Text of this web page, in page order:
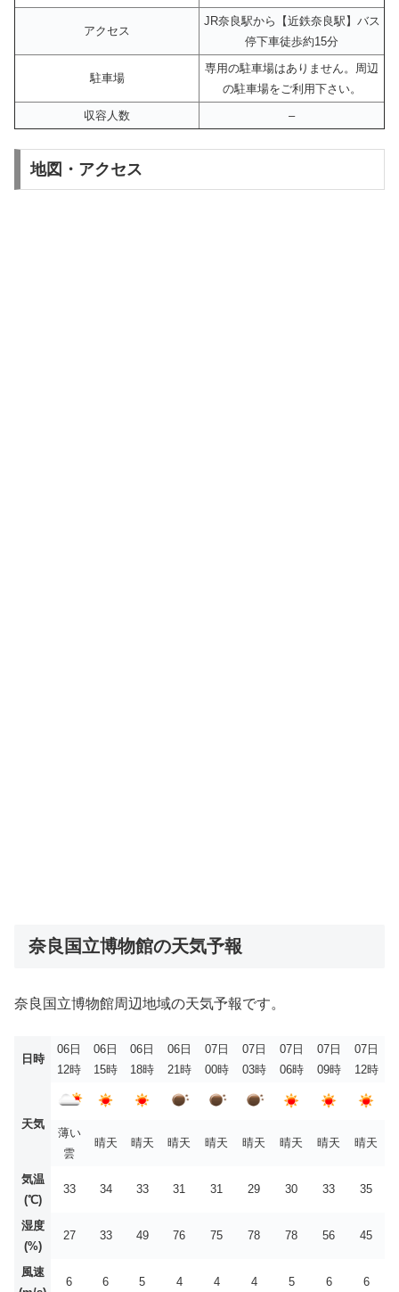
アクセス
JR奈良駅から【近鉄奈良駅】バス
停下車徒歩約15分
駐車場
専用の駐車場はありません。周辺
の駐車場をご利用下さい。
収容人数
–
地図・アクセス
奈良国立博物館の天気予報
奈良国立博物館周辺地域の天気予報です。
日時
06日
12時
06日
15時
06日
18時
06日
21時
07日
00時
07日
03時
07日
06時
07日
09時
07日
12時
天気
薄い
雲
晴天 晴天 晴天 晴天 晴天 晴天 晴天 晴天
気温
(℃)
33 34 33 31 31 29 30 33 35
湿度
(%)
27 33 49 76 75 78 78 56 45
風速
6 6 5 4 4 4 5 6 6